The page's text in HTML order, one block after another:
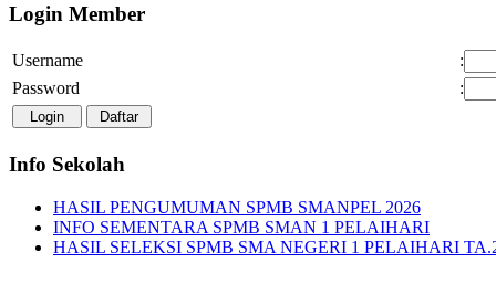
Login Member
Username
:
Password
:
Info Sekolah
HASIL PENGUMUMAN SPMB SMANPEL 2026
INFO SEMENTARA SPMB SMAN 1 PELAIHARI
HASIL SELEKSI SPMB SMA NEGERI 1 PELAIHARI